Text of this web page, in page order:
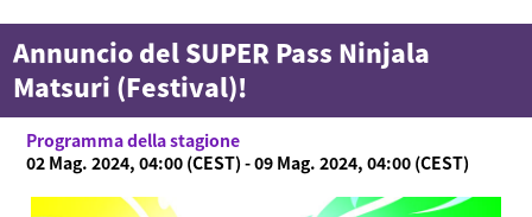
Annuncio del SUPER Pass Ninjala
Matsuri (Festival)!
Programma della stagione
02 Mag. 2024, 04:00 (CEST) - 09 Mag. 2024, 04:00 (CEST)